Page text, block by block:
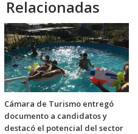
Relacionadas
Cámara de Turismo entregó
documento a candidatos y
destacó el potencial del sector